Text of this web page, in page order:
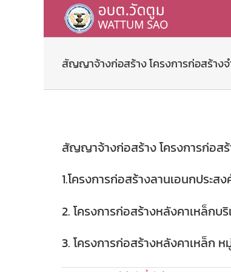
สัญญาจ้างก่อสร้าง โครงการก่อสร้างจ
สัญญาจ้างก่อสร้าง โครงการก่อสร้
1.โครงการก่อสร้างลานเอนกประ
2. โครงการก่อสร้างหลังคาเหล็ก
3. โครงการก่อสร้างหลังคาเหล็ก